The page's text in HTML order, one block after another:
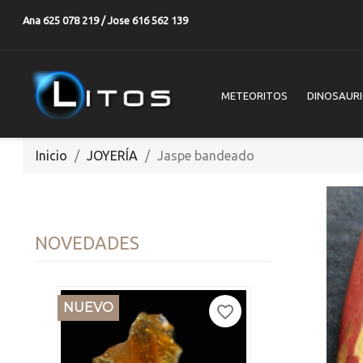
Ana 625 078 219 / Jose 616 562 139
METEORITOS
Inicio JOYERÍA Jaspe bandeado
NOVEDADES
NUEVO favorite_border